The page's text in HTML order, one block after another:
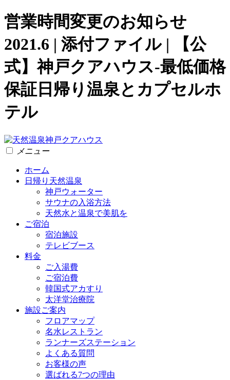
営業時間変更のお知らせ
2021.6 | 添付ファイル | 【公
式】神戸クアハウス-最低価格
保証日帰り温泉とカプセルホ
テル
メニュー
ホーム
日帰り天然温泉
神戸ウォーター
サウナの入浴方法
天然水と温泉で美肌を
ご宿泊
宿泊施設
テレビブース
料金
ご入湯費
ご宿泊費
韓国式アカすり
太洋堂治療院
施設ご案内
フロアマップ
名水レストラン
ランナーズステーション
よくある質問
お客様の声
選ばれる7つの理由